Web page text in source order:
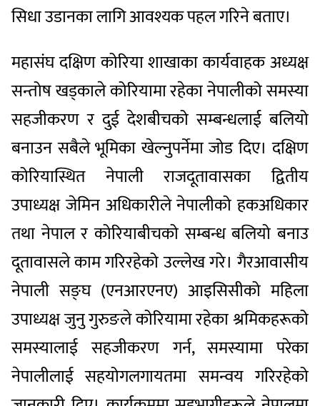
सिधा उडानका लागि आवश्यक पहल गरिने बताए।
महासंघ दक्षिण कोरिया शाखाका कार्यवाहक अध्यक्ष
सन्तोष खड्काले कोरियामा रहेका नेपालीको समस्या
सहजीकरण र दुई देशबीचको सम्बन्धलाई बलियो
बनाउन सबैले भूमिका खेल्नुपर्नेमा जोड दिए। दक्षिण
कोरियास्थित नेपाली राजदूतावासका द्वितीय
उपाध्यक्ष जेमिन अधिकारीले नेपालीको हकअधिकार
तथा नेपाल र कोरियाबीचको सम्बन्ध बलियो बनाउ
दूतावासले काम गरिरहेको उल्लेख गरे। गैरआवासीय
नेपाली सङ्घ (एनआरएनए) आइसिसीको महिला
उपाध्यक्ष जुनु गुरुङले कोरियामा रहेका श्रमिकहरूको
समस्यालाई सहजीकरण गर्न, समस्यामा परेका
नेपालीलाई सहयोगलगायतमा समन्वय गरिरहेको